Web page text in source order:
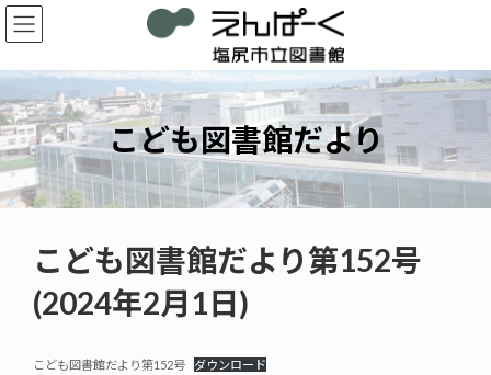
コ
ン
ン
ツ
へ
ス
キ
ッ
プ
ナ
ビ
ー
シ
ョ
ン
に
移
動
こども図書館だより
こども図書館だより第152号
(2024年2月1日)
こども図書館だより第152号 ダウンロード